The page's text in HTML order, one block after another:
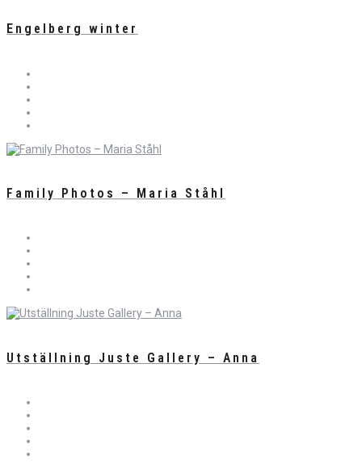
Engelberg winter
Family Photos – Maria Ståhl
Utställning Juste Gallery – Anna